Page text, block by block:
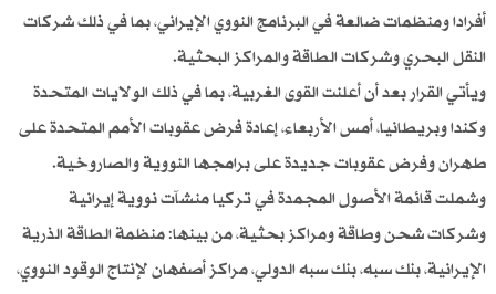
أفرادا ومنظمات ضالعة في البرنامج النووي الإيراني، بما في ذلك شركات
النقل البحري وشركات الطاقة والمراكز البحثية.
ويأتي القرار بعد أن أعلنت القوى الغربية، بما في ذلك الولايات المتحدة
وكندا وبريطانيا، أمس الأربعاء، إعادة فرض عقوبات الأمم المتحدة على
طهران وفرض عقوبات جديدة على برامجها النووية والصاروخية.
وشملت قائمة الأصول المجمدة في تركيا منشآت نووية إيرانية
وشركات شحن وطاقة ومراكز بحثية، من بينها: منظمة الطاقة الذرية
الإيرانية، بنك سبه، بنك سبه الدولي، مراكز أصفهان لإنتاج الوقود النووي،